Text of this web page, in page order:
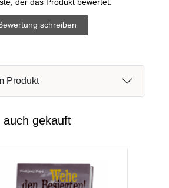
schreiben
Produkt
auch gekauft